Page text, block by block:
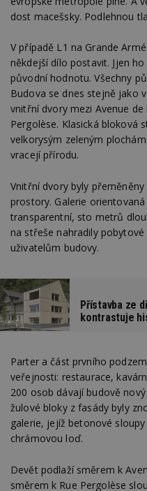
dost macešsky. Podlehnou
V případě L1 na Grande
někdejší dílo postavit. Jjen
původní hodnotu. Všechny
Budova se dnes stejně jako
vnitřní dvory mezi Avenue de
Pergolèse. Klasická bloková
velkorysým zeleným
vracejí přírodu.
Vnitřní dvory byly
prostory. Galerie
transparentní, sto metrů
na střeše nahradily
uživatelům budovy.
Přístavba ze
kontrastuje
Parter a část prvního
veřejnosti: restaurace,
200 osob dávají budově
žulové bloky z fasády byly
galerie, jejíž betonové
chrámovou loď.
Devět podlaží směrem k
směrem k Rue Pergolèse